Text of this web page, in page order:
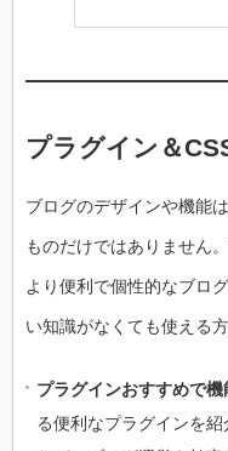
プラグイン＆
ブログのデザインや機能
ものだけではありません。
より便利で個性的なブロ
い知識がなくても使える
プラグインおすすめで機
る便利なプラグインを